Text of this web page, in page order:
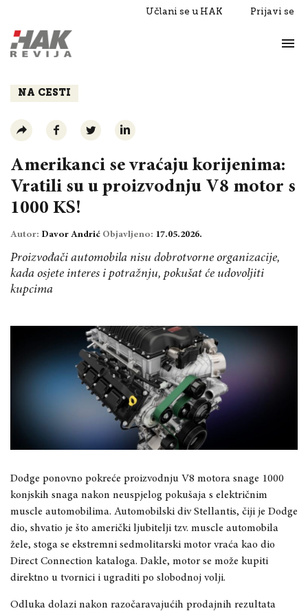
Učlani se u HAK Prijavi se
Razgovori
NA CESTI
Amerikanci se vraćaju korijenima:
Vratili su u proizvodnju V8 motor s
1000 KS!
Autor: Davor Andrić Objavljeno: 17.05.2026.
Proizvođači automobila nisu dobrotvorne organizacije,
kada osjete interes i potražnju, pokušat će udovoljiti
kupcima
Dodge ponovno pokreće proizvodnju V8 motora snage 1000
konjskih snaga nakon neuspjelog pokušaja s električnim
muscle automobilima. Automobilski div Stellantis, čiji je Dodge
dio, shvatio je što američki ljubitelji tzv. muscle automobila
žele, stoga se ekstremni sedmolitarski motor vraća kao dio
Direct Connection kataloga. Dakle, motor se može kupiti
direktno u tvornici i ugraditi po slobodnoj volji.
Odluka dolazi nakon razočaravajućih prodajnih rezultata